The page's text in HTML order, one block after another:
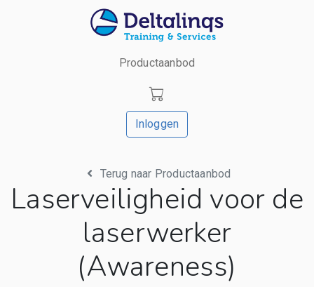
Productaanbod
Inloggen
Terug naar Productaanbod
Laserveiligheid voor de
laserwerker
(Awareness)